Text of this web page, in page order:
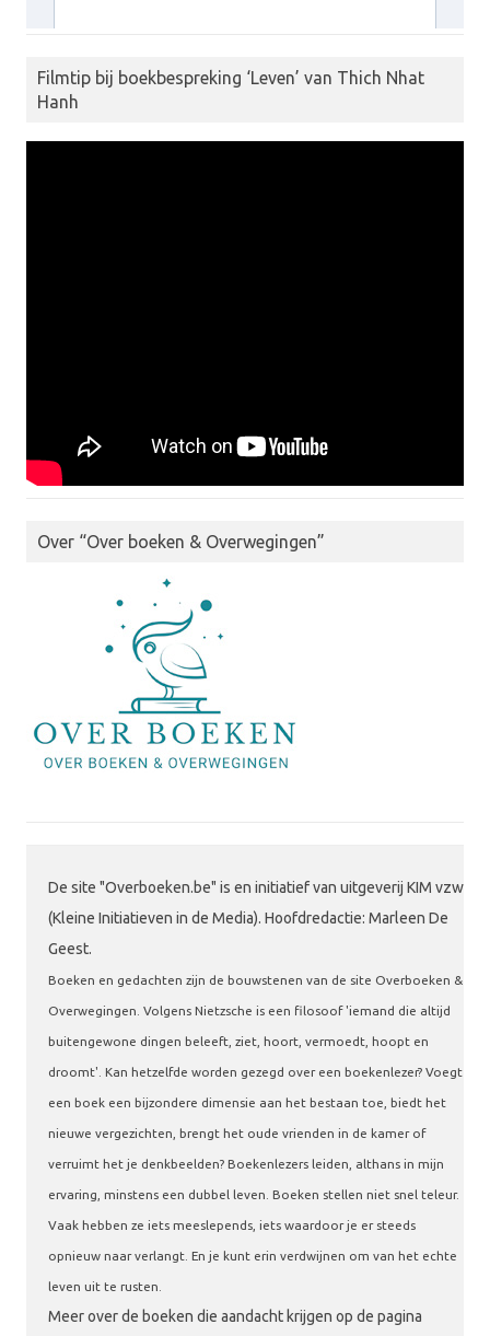
Filmtip bij boekbespreking ‘Leven’ van Thich Nhat
Hanh
Over “Over boeken & Overwegingen”
De site "Overboeken.be" is en initiatief van uitgeverij KIM vzw
(Kleine Initiatieven in de Media). Hoofdredactie: Marleen De
Geest.
Boeken en gedachten zijn de bouwstenen van de site Overboeken &
Overwegingen. Volgens Nietzsche is een filosoof 'iemand die altijd
buitengewone dingen beleeft, ziet, hoort, vermoedt, hoopt en
droomt'. Kan hetzelfde worden gezegd over een boekenlezer? Voegt
een boek een bijzondere dimensie aan het bestaan toe, biedt het
nieuwe vergezichten, brengt het oude vrienden in de kamer of
verruimt het je denkbeelden? Boekenlezers leiden, althans in mijn
ervaring, minstens een dubbel leven. Boeken stellen niet snel teleur.
Vaak hebben ze iets meeslepends, iets waardoor je er steeds
opnieuw naar verlangt. En je kunt erin verdwijnen om van het echte
leven uit te rusten.
Meer over de boeken die aandacht krijgen op de pagina